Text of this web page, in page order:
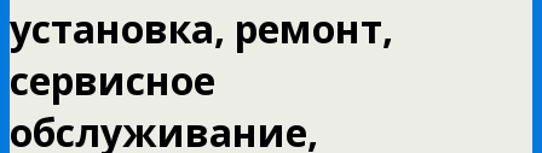
установка, ремонт,
сервисное
обслуживание,